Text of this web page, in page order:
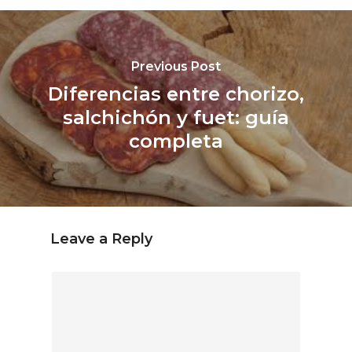
Previous Post
Diferencias entre chorizo,
salchichón y fuet: guía
completa
Leave a Reply